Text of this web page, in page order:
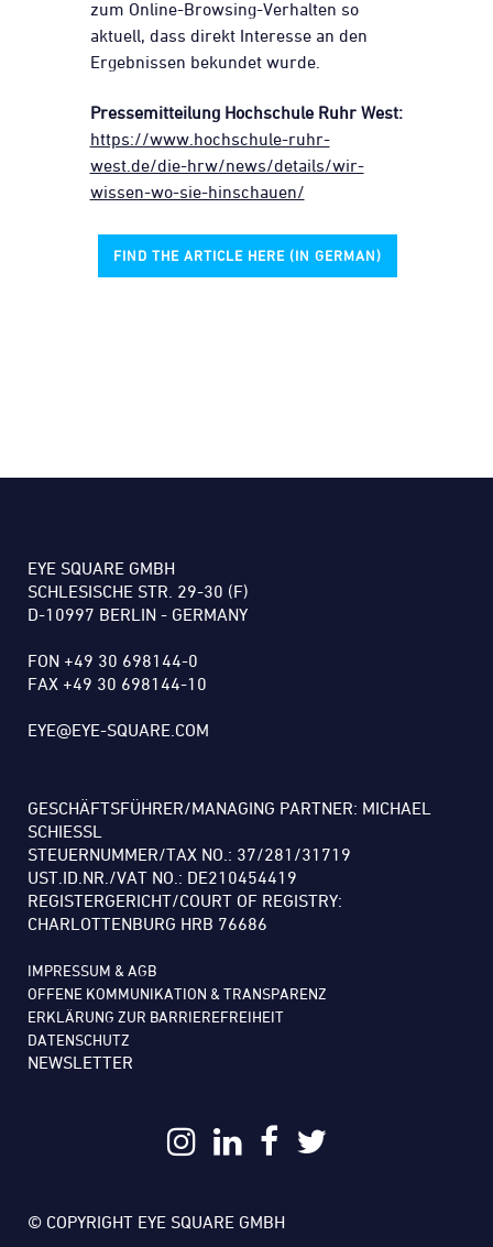
zum Online-Browsing-Verhalten so
aktuell, dass direkt Interesse an den
Ergebnissen bekundet wurde.
Pressemitteilung Hochschule Ruhr West:
https://www.hochschule-ruhr-
west.de/die-hrw/news/details/wir-
wissen-wo-sie-hinschauen/
FIND THE ARTICLE HERE (IN GERMAN)
EYE SQUARE GMBH
SCHLESISCHE STR. 29-30 (F)
D-10997 BERLIN - GERMANY
FON +49 30 698144-0
FAX +49 30 698144-10
EYE@EYE-SQUARE.COM
GESCHÄFTSFÜHRER/MANAGING PARTNER: MICHAEL
SCHIESSL
STEUERNUMMER/TAX NO.: 37/281/31719
UST.ID.NR./VAT NO.: DE210454419
REGISTERGERICHT/COURT OF REGISTRY:
CHARLOTTENBURG HRB 76686
IMPRESSUM & AGB
OFFENE KOMMUNIKATION & TRANSPARENZ
ERKLÄRUNG ZUR BARRIEREFREIHEIT
DATENSCHUTZ
NEWSLETTER
© COPYRIGHT EYE SQUARE GMBH